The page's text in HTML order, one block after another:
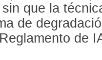
que la
de
de